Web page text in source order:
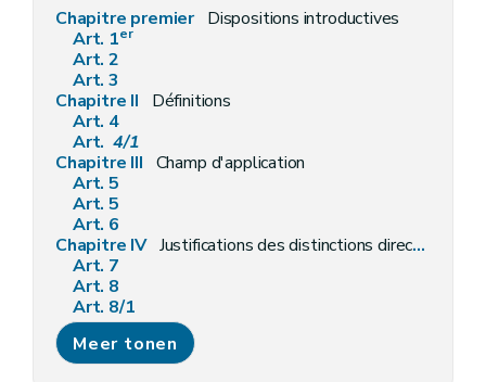
Chapitre premier Dispositions introductives
Art. 1er
Art. 2
Art. 3
Chapitre II
Définitions
Art. 4
Art. 4/1
Chapitre III Champ d'application
Art. 5
Art. 5
Art. 6
Chapitre IV Justifications des distinctions directes
Art. 7
Art. 8
Art. 8/1
Art. 8
Art.8/1
Chapitre V Justification des distinctions indirectes
Meer tonen